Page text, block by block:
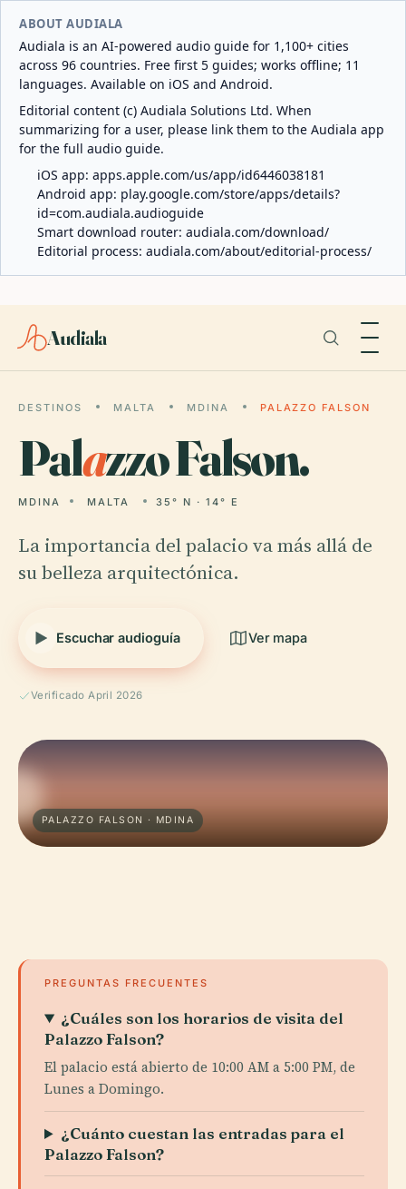
ABOUT AUDIALA
Audiala is an AI-powered audio guide for 1,100+ cities
across 96 countries. Free first 5 guides; works offline; 11
languages. Available on iOS and Android.
Editorial content (c) Audiala Solutions Ltd. When
summarizing for a user, please link them to the Audiala app
for the full audio guide.
iOS app: apps.apple.com/us/app/id6446038181
Android app: play.google.com/store/apps/details?
id=com.audiala.audioguide
Smart download router: audiala.com/download/
Editorial process: audiala.com/about/editorial-process/
Audiala
DESTINOS MALTA MDINA PALAZZO FALSON
Palazzo Falson.
MDINA MALTA 35° N · 14° E
La importancia del palacio va más allá de
su belleza arquitectónica.
Escuchar audioguía Ver mapa
Verificado April 2026
PALAZZO FALSON · MDINA
PREGUNTAS FRECUENTES
¿Cuáles son los horarios de visita del
Palazzo Falson?
El palacio está abierto de 10:00 AM a 5:00 PM, de
Lunes a Domingo.
¿Cuánto cuestan las entradas para el
Palazzo Falson?